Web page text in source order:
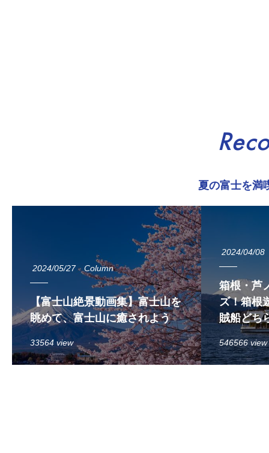
夏の富士を満
2024/05/27 Column
【富士山絶景動画集】富士山を
眺めて、富士山に癒されよう
33564 view
2024/04/08
箱根・芦
ズ！箱根
賊船どち
546566 view